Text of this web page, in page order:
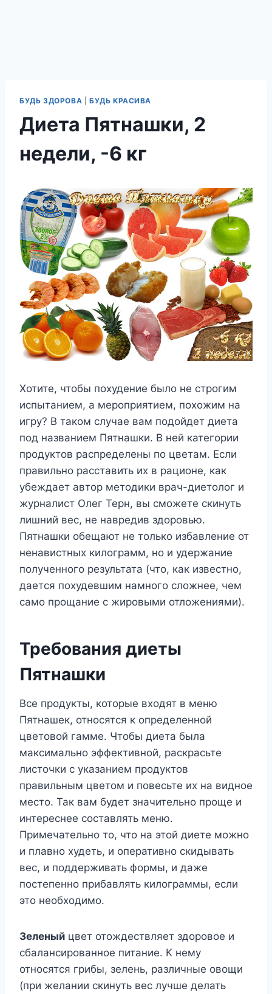
БУДЬ ЗДОРОВА БУДЬ КРАСИВА
Диета Пятнашки, 2
недели, -6 кг
Хотите, чтобы похудение было не строгим
испытанием, а мероприятием, похожим на
игру? В таком случае вам подойдет диета
под названием Пятнашки. В ней категории
продуктов распределены по цветам. Если
правильно расставить их в рационе, как
убеждает автор методики врач-диетолог и
журналист Олег Терн, вы сможете скинуть
лишний вес, не навредив здоровью.
Пятнашки обещают не только избавление от
ненавистных килограмм, но и удержание
полученного результата (что, как известно,
дается похудевшим намного сложнее, чем
само прощание с жировыми отложениями).
Требования диеты
Пятнашки
Все продукты, которые входят в меню
Пятнашек, относятся к определенной
цветовой гамме. Чтобы диета была
максимально эффективной, раскрасьте
листочки с указанием продуктов
правильным цветом и повесьте их на видное
место. Так вам будет значительно проще и
интереснее составлять меню.
Примечательно то, что на этой диете можно
и плавно худеть, и оперативно скидывать
вес, и поддерживать формы, и даже
постепенно прибавлять килограммы, если
это необходимо.
Зеленый цвет отождествляет здоровое и
сбалансированное питание. К нему
относятся грибы, зелень, различные овощи
(при желании скинуть вес лучше делать